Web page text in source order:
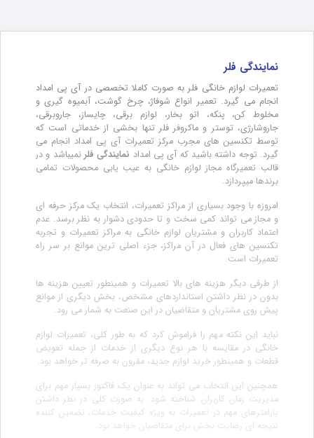
نمایندگی فلر
تعمیرات لوازم خانگی فلر به صورت کاملا تخصصی در آی پی امداد
انجام می گیرد. تعمیر انواع شوفاژ، چرخ گوشت، آبمیوه گیری و
مخلوط کن، پنکه، اتو بخار، لوازم برقی، چایساز، جاروبرقی،
جاروشارژی، توستر و ماکروفر فلر تنها بخشی از خدماتی است که
توسط تکنسین های مجرب مرکز تعمیرات آی پی امداد انجام می
گیرد. توجه داشته باشید که آی پی امداد نمایندگی فلرنمیباشد و در
قالب تعمیرگاه مجاز لوازم خانگی به عیب یابی محصولات تمامی
برندها میپردازد.
امروزه با وجود بسیاری از مراکز تعمیرات، انتخاب یک مرکز حرفه ای
و مجاز می تواند کمی سخت و تا حدودی دشوار به نظر برسد. عدم
اعتماد کاربران و مشتریان لوازم خانگی به مراکز تعمیرات و تجربه
تکنسین های فعال در آن مراکز، جزء اصلی ترین موانع بر سر راه
تعمیرات است.
از طرفی دیگر هزینه های بالا تعمیرات و همینطور تعیین هزینه ها
بدون در نظر داشتن استانداردهای مشخص، بخش دیگری از موانع
پیش روی مشتریان و متقاضیان در این صنعت به شمار می رود.
نباید این نکته مهم را فراموش کرد که به طور کلی، تعمیرات لوازم
خانگی در مقایسه با هر نوع دیگری از خدمات از جمله تعویض
قطعات و همینطور خرید لوازم جدید، مقرون به صرفه تر خواهد بود.
همچنین این انتخاب می تواند به عنوان یک فاکتور بسیار مهم برای
مدیریت زمان کاربران شناخته شود. به صورت کلی در نظر داشتن
پارامترهای مهم در تعمیرات به ویژه کیفیت خدمات، تضمین کننده
نتیجه ای رضایت بخش برای متقاضیان خواهد بود.